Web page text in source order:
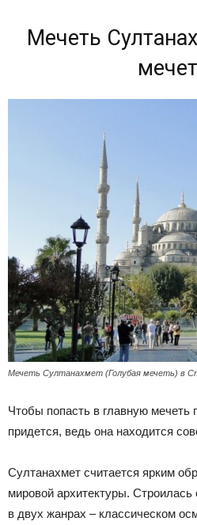
Мечеть
Мечеть Султанахмет (Голубая мечеть) в
Чтобы попасть в главную мечеть
придется, ведь она находится
Султанахмет считается ярким
мировой архитектуры. Строилась
в двух жанрах – классическом